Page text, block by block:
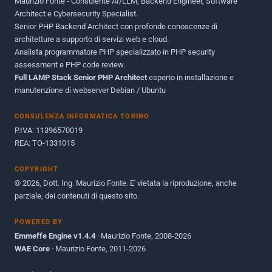
Maggio 2011
Dicembre 2010
Ottobre 2010
Maggio 2010
Giugno 2009
Architect e Cybersecurity Specialist.
Senior PHP Backend Architect con profonde conoscenze di
architetture a supporto di servizi web e cloud.
Analista programmatore PHP specializzato in PHP security
assessment e PHP code review.
Full LAMP Stack Senior PHP Architect esperto in installazione e
manutenzione di webserver Debian / Ubuntu
CONSULENZA INFORMATICA TORINO
P.IVA: 11396570019
REA: TO-1331015
COPYRIGHT
© 2026, Dott. Ing. Maurizio Fonte. E' vietata la riproduzione, anche
parziale, dei contenuti di questo sito.
POWERED BY
Emmeffe Engine v1.4.4 · Maurizio Fonte, 2008-2026
WAE Core · Maurizio Fonte, 2011-2026